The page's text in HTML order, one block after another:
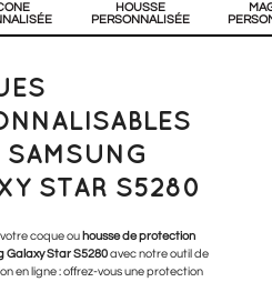
HOUSSE
PERSONNALISÉE
SAMSUNG
STAR S5280
coque ou housse de protection
Galaxy Star S5280avec notre outil de
en ligne : offrez-vous une protection